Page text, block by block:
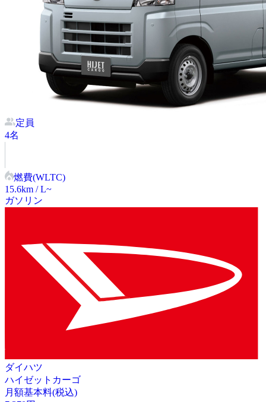
定員
4名
燃費(WLTC)
15.6km / L~
ガソリン
ダイハツ
ハイゼットカーゴ
月額基本料(税込)